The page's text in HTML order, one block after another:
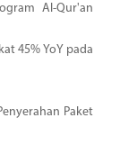
Al-Qur'an
45% YoY pada
Paket